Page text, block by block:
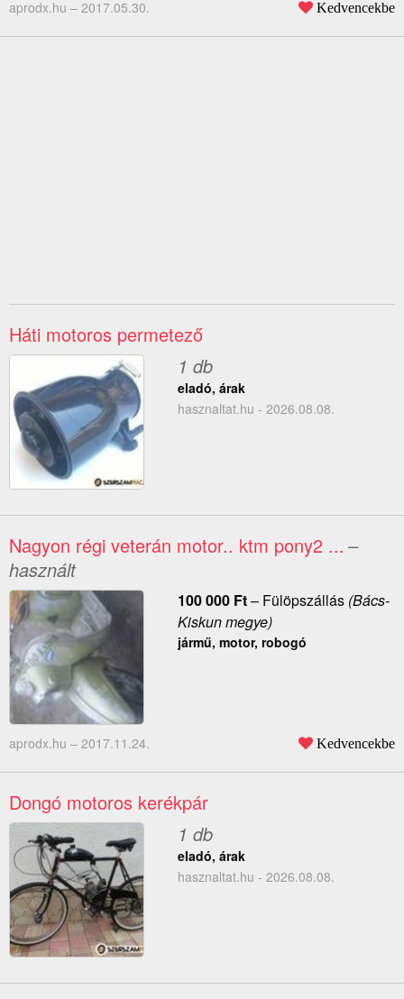
aprodx.hu – 2017.05.30. Kedvencekbe
Háti motoros permetező
1 db
eladó, árak
hasznaltat.hu - 2026.08.08.
Nagyon régi veterán motor.. ktm pony2 ... –
használt
100 000 Ft– Fülöpszállás(Bács-
Kiskun megye)
jármű, motor, robogó
aprodx.hu – 2017.11.24. Kedvencekbe
Dongó motoros kerékpár
1 db
eladó, árak
hasznaltat.hu - 2026.08.08.